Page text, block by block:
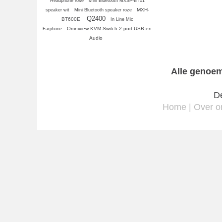
speaker wit
Mini Bluetooth speaker roze
MXH-
BT600E
Q2400
In Line Mic
Earphone
Omniview KVM Switch 2-port USB en
Audio
Alle
Home
Over